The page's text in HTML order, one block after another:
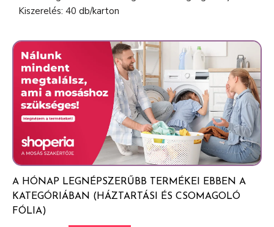
Kiszerelés: 40 db/karton
A HÓNAP LEGNÉPSZERŰBB TERMÉKEI EBBEN A
KATEGÓRIÁBAN (HÁZTARTÁSI ÉS CSOMAGOLÓ
FÓLIA)